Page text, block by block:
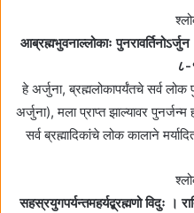
आब्रह्मभुवनाल्लोकाः
हे अर्जुना, ब्रह्मलोकापर्यंतचे सर्व
अर्जुना), मला प्राप्त झाल्यावर
सर्व ब्रह्मादिकांचे लोक कालाने
सहस्रयुगपर्यन्तमहर्यद्ब्रह्मणो विदुः ।